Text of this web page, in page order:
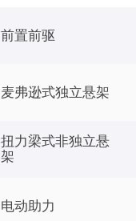
前置前驱
麦弗逊式独立悬架
扭力梁式非独立悬
架
电动助力